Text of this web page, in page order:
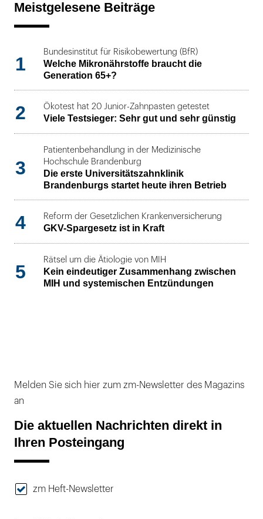
Meistgelesene Beiträge
1
Bundesinstitut für Risikobewertung (BfR)
Welche Mikronährstoffe braucht die
Generation 65+?
2 Ökotest hat 20 Junior-Zahnpasten getestet
Viele Testsieger: Sehr gut und sehr günstig
3
Patientenbehandlung in der Medizinische
Hochschule Brandenburg
Die erste Universitätszahnklinik
Brandenburgs startet heute ihren Betrieb
4 Reform der Gesetzlichen Krankenversicherung
GKV-Spargesetz ist in Kraft
5
Rätsel um die Ätiologie von MIH
Kein eindeutiger Zusammenhang zwischen
MIH und systemischen Entzündungen
Melden Sie sich hier zum zm-Newsletter des Magazins
an
Die aktuellen Nachrichten direkt in
Ihren Posteingang
zm Heft-Newsletter